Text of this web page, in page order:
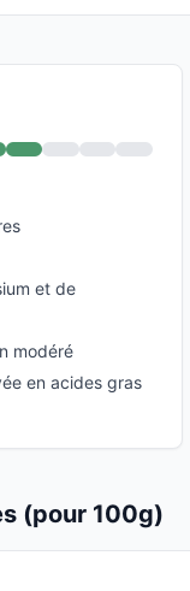
et de
modéré
en acides gras
(pour 100g)